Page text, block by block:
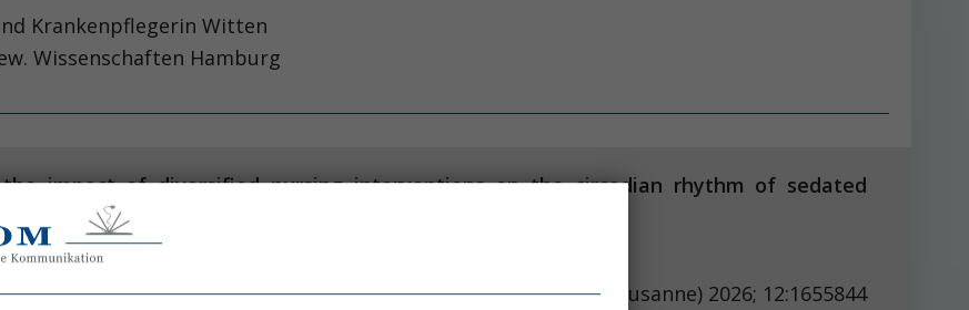
Krankenpflegerin Witten
Wissenschaften Hamburg
impact of diversified nursing interventions on the circadian rhythm of sedated
Front Med (Lausanne) 2026; 12:1655844
Z